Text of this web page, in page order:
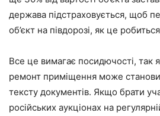
держава підстраховується, щоб
об’єкт на півдорозі, як це
Все це вимагає посидючості, так
ремонт приміщення може
тексту документів. Якщо брати
російських аукціонах на